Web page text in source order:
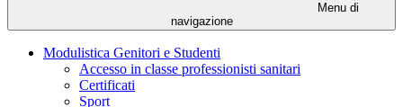
Menu di
navigazione
Modulistica Genitori e Studenti
Accesso in classe professionisti sanitari
Certificati
Sport